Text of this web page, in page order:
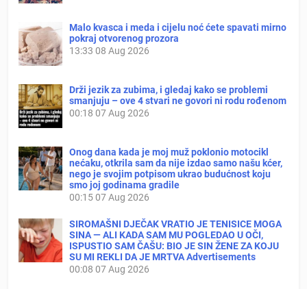
Malo kvasca i meda i cijelu noć ćete spavati mirno
pokraj otvorenog prozora
13:33 08 Aug 2026
Drži jezik za zubima, i gledaj kako se problemi
smanjuju – ove 4 stvari ne govori ni rodu rođenom
00:18 07 Aug 2026
Onog dana kada je moj muž poklonio motocikl
nećaku, otkrila sam da nije izdao samo našu kćer,
nego je svojim potpisom ukrao budućnost koju
smo joj godinama gradile
00:1507 Aug 2026
SIROMAŠNI DJEČAK VRATIO JE TENISICE MOGA
SINA — ALI KADA SAM MU POGLEDAO U OČI,
ISPUSTIO SAM ČAŠU: BIO JE SIN ŽENE ZA KOJU
SU MI REKLI DA JE MRTVA Advertisements
00:08 07 Aug 2026